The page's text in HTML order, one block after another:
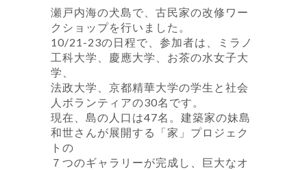
瀬戸内海の犬島で、古民家の改修ワー
クショップを行いました。
10/21-23の日程で、参加者は、ミラノ
工科大学、慶應大学、お茶の水女子大
学、
法政大学、京都精華大学の学生と社会
人ボランティアの30名です。
現在、島の人口は47名。建築家の妹島
和世さんが展開する「家」プロジェク
トの
７つのギャラリーが完成し、巨大なオ